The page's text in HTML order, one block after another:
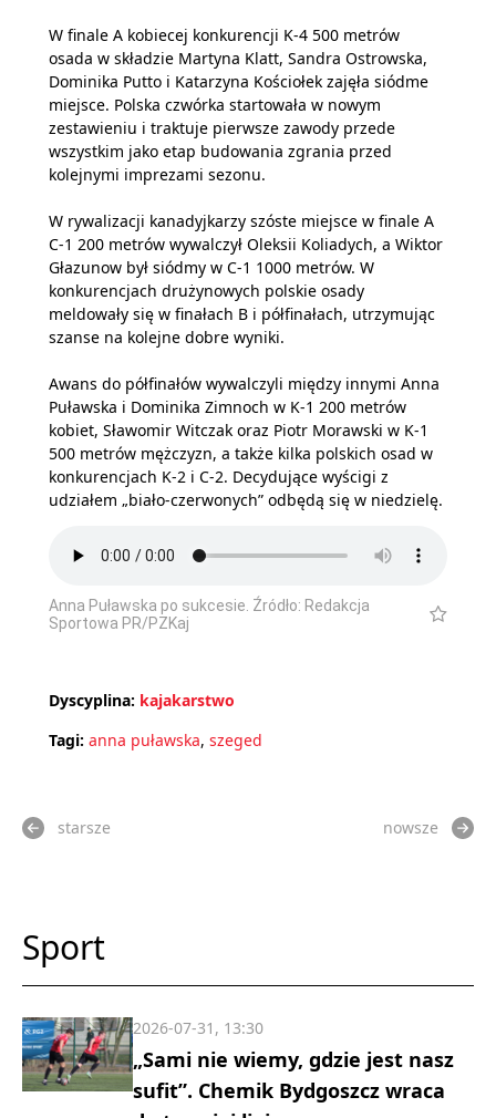
W finale A kobiecej konkurencji K-4 500 metrów
osada w składzie Martyna Klatt, Sandra Ostrowska,
Dominika Putto i Katarzyna Kościołek zajęła siódme
miejsce. Polska czwórka startowała w nowym
zestawieniu i traktuje pierwsze zawody przede
wszystkim jako etap budowania zgrania przed
kolejnymi imprezami sezonu.
W rywalizacji kanadyjkarzy szóste miejsce w finale A
C-1 200 metrów wywalczył Oleksii Koliadych, a Wiktor
Głazunow był siódmy w C-1 1000 metrów. W
konkurencjach drużynowych polskie osady
meldowały się w finałach B i półfinałach, utrzymując
szanse na kolejne dobre wyniki.
Awans do półfinałów wywalczyli między innymi Anna
Puławska i Dominika Zimnoch w K-1 200 metrów
kobiet, Sławomir Witczak oraz Piotr Morawski w K-1
500 metrów mężczyzn, a także kilka polskich osad w
konkurencjach K-2 i C-2. Decydujące wyścigi z
udziałem „biało-czerwonych” odbędą się w niedzielę.
Anna Puławska po sukcesie. Źródło: Redakcja
Sportowa PR/PZKaj
Dyscyplina: kajakarstwo
Tagi: anna puławska, szeged
starsze nowsze
Sport
„Sami nie wiemy, gdzie jest nasz
sufit”. Chemik Bydgoszcz wraca
2026-07-31, 13:30